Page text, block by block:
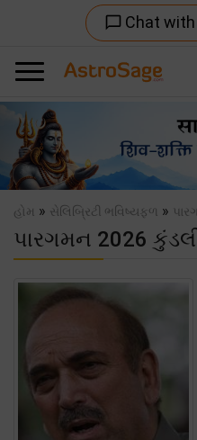
chat_bubble_outline Chat
Previous
હોમ » સેલિબ્રિટી ભવિષ્યફળ »
પારગમન 2026